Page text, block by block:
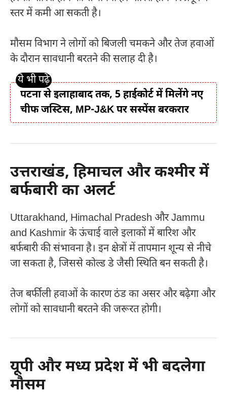
स्तर में कमी आ सकती है।
मौसम विभाग ने लोगों को बिजली चमकने और तेज हवाओं
के दौरान सावधानी बरतने की सलाह दी है।
पटना से इलाहाबाद तक, 5 हाईकोर्ट में मिलेंगे नए
चीफ जस्टिस, MP-J&K पर सस्पेंस बरकरार
उत्तराखंड, हिमाचल और कश्मीर में
बर्फबारी का अलर्ट
Uttarakhand, Himachal Pradesh औरJammu
and Kashmirके ऊंचाई वाले इलाकों में बारिश और
बर्फबारी की संभावना है। इन क्षेत्रों में तापमान शून्य से नीचे
जा सकता है, जिससे कोल्ड डे जैसी स्थिति बन सकती है।
तेज बर्फीली हवाओं के कारण ठंड का असर और बढ़ेगा और
लोगों को सावधानी बरतने की जरूरत होगी।
यूपी और मध्य प्रदेश में भी बदलेगा
मौसम